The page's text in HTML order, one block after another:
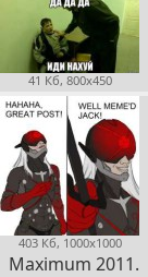
41 Кб, 800x450
403 Кб, 1000x1000
Maximum 2011.